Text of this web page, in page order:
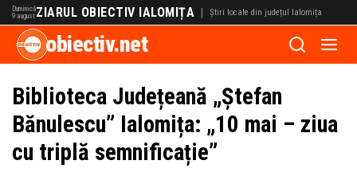
Duminică
9 august ZIARUL OBIECTIV IALOMIȚA | Știri locale din județul Ialomița
obiectiv.net
Biblioteca Județeană „Ștefan
Bănulescu” Ialomița: „10 mai – ziua
cu triplă semnificație”